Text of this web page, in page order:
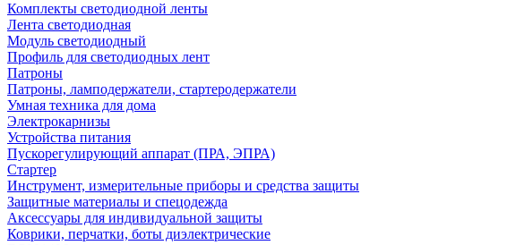
Комплекты светодиодной ленты
Лента светодиодная
Модуль светодиодный
Профиль для светодиодных лент
Патроны
Патроны, ламподержатели, стартеродержатели
Умная техника для дома
Электрокарнизы
Устройства питания
Пускорегулирующий аппарат (ПРА, ЭПРА)
Стартер
Инструмент, измерительные приборы и средства защиты
Защитные материалы и спецодежда
Аксессуары для индивидуальной защиты
Коврики, перчатки, боты диэлектрические